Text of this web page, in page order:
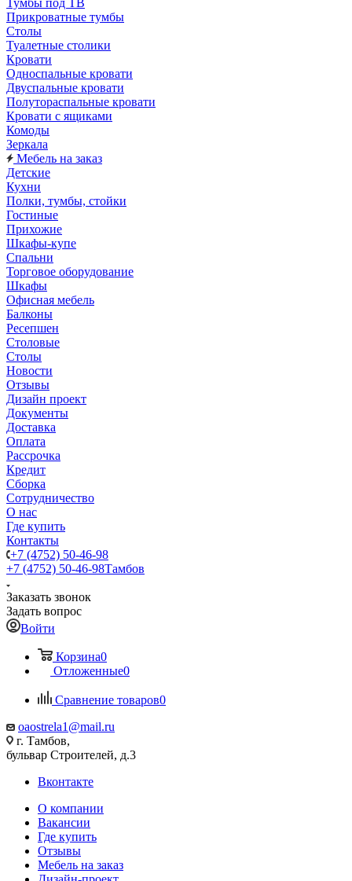
Тумбы под ТВ
Прикроватные тумбы
Столы
Туалетные столики
Кровати
Односпальные кровати
Двуспальные кровати
Полутораспальные кровати
Кровати с ящиками
Комоды
Зеркала
Мебель на заказ
Детские
Кухни
Полки, тумбы, стойки
Гостиные
Прихожие
Шкафы-купе
Спальни
Торговое оборудование
Шкафы
Офисная мебель
Балконы
Ресепшен
Столовые
Столы
Новости
Отзывы
Дизайн проект
Документы
Доставка
Оплата
Рассрочка
Кредит
Сборка
Сотрудничество
О нас
Где купить
Контакты
+7 (4752) 50-46-98
+7 (4752) 50-46-98Тамбов
Заказать звонок
Задать вопрос
Войти
Корзина0
Отложенные0
Сравнение товаров0
oaostrela1@mail.ru
г. Тамбов,
бульвар Строителей, д.3
Вконтакте
О компании
Вакансии
Где купить
Отзывы
Мебель на заказ